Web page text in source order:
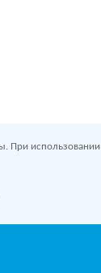
использовании